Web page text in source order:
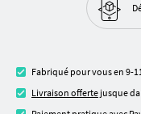
Fabriqué pour vous en 9-
Livraison offerte jusque